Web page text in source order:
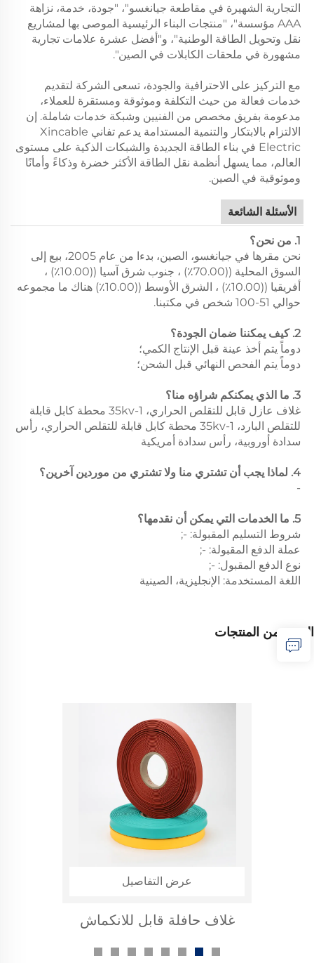
التجارية الشهيرة في مقاطعة جيانغسو"، "جودة، خدمة، نزاهة
AAA مؤسسة"، "منتجات البناء الرئيسية الموصى بها لمشاريع
نقل وتحويل الطاقة الوطنية"، و"أفضل عشرة علامات تجارية
مشهورة في ملحقات الكابلات في الصين".
مع التركيز على الاحترافية والجودة، تسعى الشركة لتقديم
خدمات فعالة من حيث التكلفة وموثوقة ومستقرة للعملاء،
مدعومة بفريق مخصص من الفنيين وشبكة خدمات شاملة. إن
الالتزام بالابتكار والتنمية المستدامة يدعم تفاني Xincable
Electric في بناء الطاقة الجديدة والشبكات الذكية على مستوى
العالم، مما يسهل أنظمة نقل الطاقة الأكثر خضرة وذكاءً وأمانًا
وموثوقية في الصين.
الأسئلة الشائعة
1. من نحن؟
نحن مقرها في جيانغسو، الصين، بدءا من عام 2005، بيع إلى
السوق المحلية ((70.00٪) ، جنوب شرق آسيا ((10.00٪) ،
أفريقيا ((10.00٪) ، الشرق الأوسط ((10.00٪) هناك ما مجموعه
حوالي 51-100 شخص في مكتبنا.
2. كيف يمكننا ضمان الجودة؟
دوماً يتم أخذ عينة قبل الإنتاج الكمي؛
دوماً يتم الفحص النهائي قبل الشحن؛
3. ما الذي يمكنكم شراؤه منا؟
غلاف عازل قابل للتقلص الحراري، 1-35kv محطة كابل قابلة
للتقلص البارد، 1-35kv محطة كابل قابلة للتقلص الحراري، رأس
سدادة أوروبية، رأس سدادة أمريكية
4. لماذا يجب أن تشتري منا ولا تشتري من موردين آخرين؟
-
5. ما الخدمات التي يمكن أن نقدمها؟
شروط التسليم المقبولة: -;
عملة الدفع المقبولة: -;
نوع الدفع المقبول: -;
اللغة المستخدمة: الإنجليزية، الصينية
المزيد من المنتجات
عرض التفاصيل
غلاف حافلة قابل للانكماش